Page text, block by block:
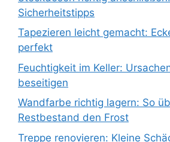
Sicherheitstipps
Tapezieren leicht gemacht:
perfekt
Feuchtigkeit im Keller:
beseitigen
Wandfarbe richtig lagern: So
Restbestand den Frost
Treppe renovieren: Kleine